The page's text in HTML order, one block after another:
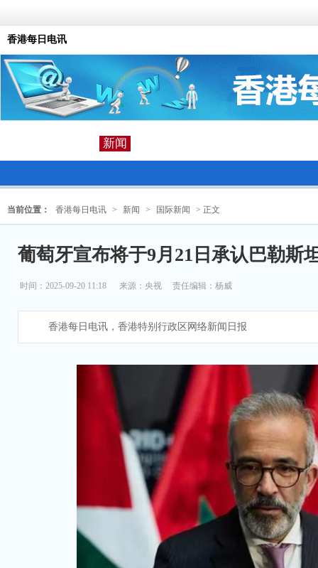
香港每日电讯
新闻
当前位置： 香港每日电讯 > 新闻 > 国际新闻 > 正文
葡萄牙宣布将于9月21日承认巴勒斯
时间：2025-09-20 11:18 来源： 央视 责任编辑：杨威
香港每日电讯，香港特别行政区网络新闻日报